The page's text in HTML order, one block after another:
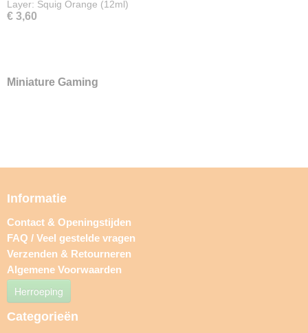
Layer: Squig Orange (12ml)
€ 3,60
Miniature Gaming
Informatie
Contact & Openingstijden
FAQ / Veel gestelde vragen
Verzenden & Retourneren
Algemene Voorwaarden
Herroeping
Categorieën